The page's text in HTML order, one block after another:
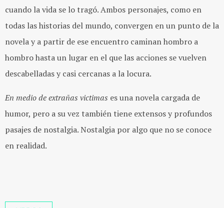
cuando la vida se lo tragó. Ambos personajes, como en
todas las historias del mundo, convergen en un punto de la
novela y a partir de ese encuentro caminan hombro a
hombro hasta un lugar en el que las acciones se vuelven
descabelladas y casi cercanas a la locura.
En medio de extrañas victimas es una novela cargada de
humor, pero a su vez también tiene extensos y profundos
pasajes de nostalgia. Nostalgia por algo que no se conoce
en realidad.